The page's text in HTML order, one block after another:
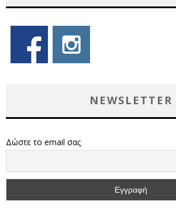
NEWSLETTER
Δώστε το email σας